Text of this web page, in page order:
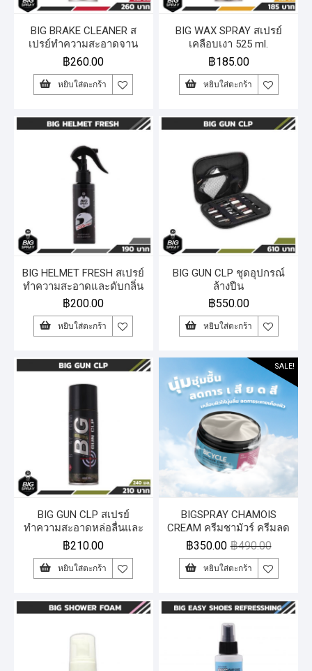
BIG BRAKE CLEANER ส
เปรย์ทำความสะอาดจาน
เบรก 525 ml.
฿260.00
หยิบใส่ตะกร้า
BIG WAX SPRAY สเปรย์
เคลือบเงา 525 ml.
฿185.00
หยิบใส่ตะกร้า
BIG HELMET FRESH สเปรย์
ทำความสะอาดและดับกลิ่น
หมวกกันน็อค
฿200.00
หยิบใส่ตะกร้า
BIG GUN CLP ชุดอุปกรณ์
ล้างปืน
฿550.00
หยิบใส่ตะกร้า
BIG GUN CLP สเปรย์
ทำความสะอาดหล่อลื่นและ
ปกป้องอาวุธปืน
฿210.00
หยิบใส่ตะกร้า
SALE!
BIGSPRAY CHAMOIS
CREAM ครีมชามัวร์ ครีมลด
การเสียดสีและการระคาย
฿490.00
฿350.00
หยิบใส่ตะกร้า